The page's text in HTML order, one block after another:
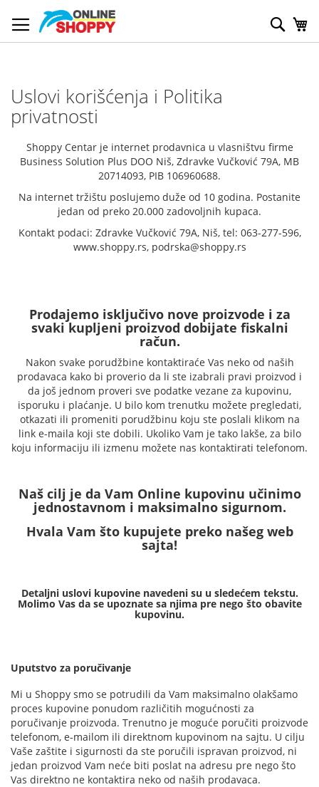
to
Content
Uslovi korišćenja i Politika
privatnosti
Shoppy Centar je internet prodavnica u vlasništvu firme
Business Solution Plus DOO Niš, Zdravke Vučković 79A, MB
20714093, PIB 106960688.
Na internet tržištu poslujemo duže od 10 godina. Postanite
jedan od preko 20.000 zadovoljnih kupaca.
Kontakt podaci: Zdravke Vučković 79A, Niš, tel: 063-277-596,
www.shoppy.rs, podrska@shoppy.rs
Prodajemo isključivo nove proizvode i za
svaki kupljeni proizvod dobijate fiskalni
račun.
Nakon svake porudžbine kontaktiraće Vas neko od naših
prodavaca kako bi proverio da li ste izabrali pravi proizvod i
da još jednom proveri sve podatke vezane za kupovinu,
isporuku i plaćanje. U bilo kom trenutku možete pregledati,
otkazati ili promeniti porudžbinu koju ste poslali klikom na
link e-maila koji ste dobili. Ukoliko Vam je tako lakše, za bilo
koju informaciju ili izmenu možete nas kontaktirati telefonom.
Naš cilj je da Vam Online kupovinu učinimo
jednostavnom i maksimalno sigurnom.
Hvala Vam što kupujete preko našeg web
sajta!
Detaljni uslovi kupovine navedeni su u sledećem tekstu.
Molimo Vas da se upoznate sa njima pre nego što obavite
kupovinu.
Uputstvo za poručivanje
Mi u Shoppy smo se potrudili da Vam maksimalno olakšamo
proces kupovine ponudom različitih mogućnosti za
poručivanje proizvoda. Trenutno je moguće poručiti proizvode
telefonom, e-mailom ili direktnom kupovinom na sajtu. U cilju
Vaše zaštite i sigurnosti da ste poručili ispravan proizvod, ni
jedan proizvod Vam neće biti poslat na adresu pre nego što
Vas direktno ne kontaktira neko od naših prodavaca.